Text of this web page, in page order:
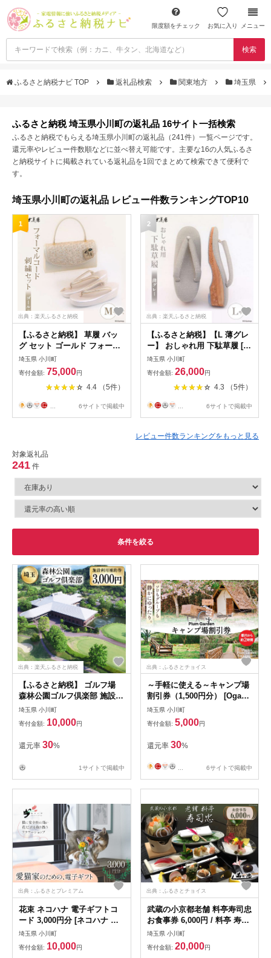
限度額をチェック お気に入り メニュー
検索
ふるさと納税ナビ TOP 返礼品検索 関東地方 埼玉県
ふるさと納税 埼玉県小川町の返礼品 16サイト一括検索
ふるさと納税でもらえる埼玉県小川町の返礼品（241件）一覧ページです。
還元率やレビュー件数順などに並べ替え可能です。主要な16の人気ふるさ
と納税サイトに掲載されている返礼品を1回でまとめて検索できて便利で
す。
埼玉県小川町の返礼品 レビュー件数ランキングTOP10
1
出典：楽天ふるさと納税
【ふるさと納税】 草履 バッ
グ セット ゴールド フォーマ
ルコード刺繍セット Mサイズ
23cm～23.5cm [世美庵 埼玉
県 小川町 321] 履物 草履 鞄
ぞうり ゾウリ かばん カバン
バッグ セット 女性用 婦人用
レディース フォーマル 職人
埼玉県 小川町
寄付金額: 75,000円
4.4 （5件）
... 6サイトで掲載中
2
出典：楽天ふるさと納税
【ふるさと納税】【L 薄グレ
ー】 おしゃれ用 下駄草履 [世
美庵 埼玉県 小川町 313] 履物
草履 ぞうり ゾウリ 女性用 婦
人用 レディース 職人 手作り
埼玉県 小川町
寄付金額: 26,000円
4.3 （5件）
... 6サイトで掲載中
レビュー件数ランキングをもっと見る
対象返礼品
241 件
条件を絞る
出典：楽天ふるさと納税
【ふるさと納税】 ゴルフ場
森林公園ゴルフ倶楽部 施設利
用補助券 3000円分 [ 森林公園
ゴルフ倶楽部 埼玉県 小川町
193 ] スポーツ ゴルフ ごるふ
ゴルフ場 関東 施設利用券 チ
ケット ゴルフプレー券 ゴル
埼玉県 小川町
寄付金額: 10,000円
還元率 30%
1サイトで掲載中
出典：ふるさとチョイス
～手軽に使える～キャンプ場
割引券（1,500円分） [Ogawa
Plum Garden for campers
埼玉県小川町 141] キャンプ
グランピング 割引 旅行 BBQ
チケット
埼玉県 小川町
寄付金額: 5,000円
還元率 30%
6サイトで掲載中
出典：ふるさとプレミアム
花束 ネコハナ 電子ギフトコ
ード 3,000円分 [ネコハナ 埼
玉県 小川町 260] 花束プレゼ
ント 花 生花
埼玉県 小川町
寄付金額: 10,000円
出典：ふるさとチョイス
武蔵の小京都老舗 料亭寿司忠
お食事券 6,000円 / 料亭 寿司
忠 / 埼玉県 小川町
埼玉県 小川町
寄付金額: 20,000円